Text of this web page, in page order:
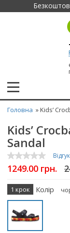
Головна » Kids’
Kids’
Sandal
1249.00 грн.
1 крок Колір